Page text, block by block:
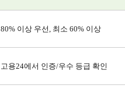
80% 이상 우선, 최소 60% 이상
고용24에서 인증/우수 등급 확인